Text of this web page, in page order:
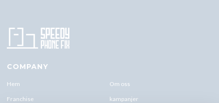
COMPANY
Hem Om oss
Franchise kampanjer